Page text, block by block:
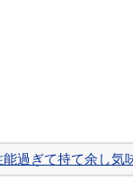
過ぎて持て余し気